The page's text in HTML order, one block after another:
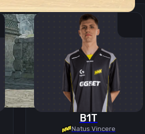
B1T
Natus Vincere